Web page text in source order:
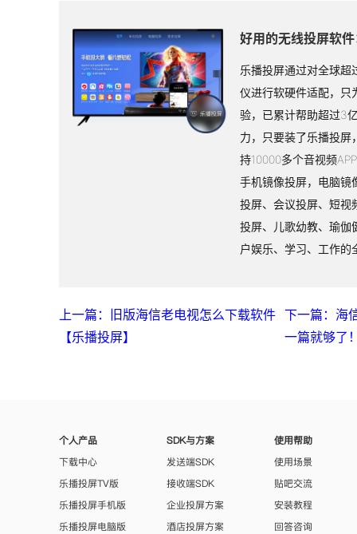
好用的无线投屏软
乐播投屏通过对全球超
仪进行软硬件适配，只
验，已累计帮助超过3
力，只要装了乐播投屏
持10000多个音视频
手机镜像投屏，电脑镜
投屏、会议投屏、短视
投屏、儿歌幼教、瑜伽
户娱乐、学习、工作的
上一篇：旧版海信老电视怎么下载软件
【乐播投屏】
下一篇：海
一篇就够了
个人产品
下载中心
乐播投屏TV版
乐播投屏手机版
乐播投屏电脑版
SDK与方案
发送端SDK
接收端SDK
企业投屏方案
酒店投屏方案
使用帮助
使用场景
贴吧交流
安装教程
回答咨询